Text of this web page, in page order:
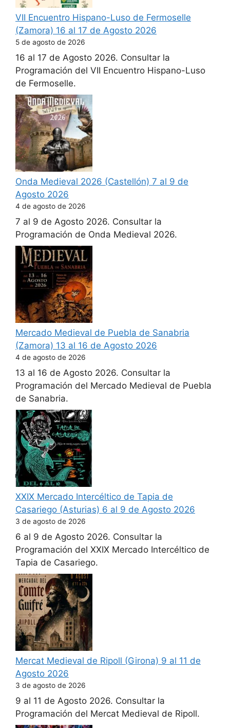
VII Encuentro Hispano-Luso de Fermoselle
(Zamora) 16 al 17 de Agosto 2026
5 de agosto de 2026
16 al 17 de Agosto 2026. Consultar la
Programación del VII Encuentro Hispano-Luso
de Fermoselle.
Onda Medieval 2026 (Castellón) 7 al 9 de
Agosto 2026
4 de agosto de 2026
7 al 9 de Agosto 2026. Consultar la
Programación de Onda Medieval 2026.
Mercado Medieval de Puebla de Sanabria
(Zamora) 13 al 16 de Agosto 2026
4 de agosto de 2026
13 al 16 de Agosto 2026. Consultar la
Programación del Mercado Medieval de Puebla
de Sanabria.
XXIX Mercado Intercéltico de Tapia de
Casariego (Asturias) 6 al 9 de Agosto 2026
3 de agosto de 2026
6 al 9 de Agosto 2026. Consultar la
Programación del XXIX Mercado Intercéltico de
Tapia de Casariego.
Mercat Medieval de Ripoll (Girona) 9 al 11 de
Agosto 2026
3 de agosto de 2026
9 al 11 de Agosto 2026. Consultar la
Programación del Mercat Medieval de Ripoll.